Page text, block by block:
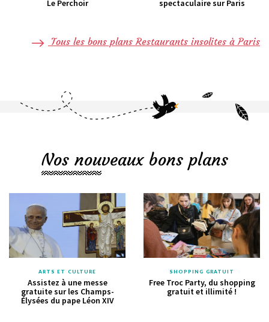
Le Perchoir spectaculaire sur Paris
Tous les bons plans Restaurants insolites à Paris
Nos nouveaux bons plans
ARTS ET CULTURE
Assistez à une messe
gratuite sur les Champs-
Élysées du pape Léon XIV
SHOPPING GRATUIT
Free Troc Party, du shopping
gratuit et illimité !